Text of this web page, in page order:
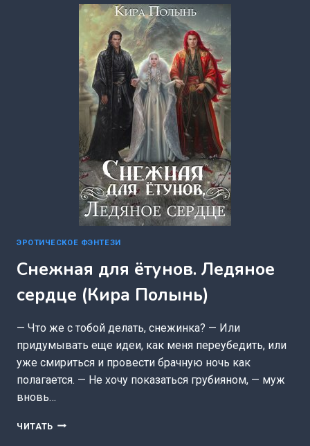
ЭСТЕРАТЕ
ЭРОТИЧЕСКОЕ ФЭНТЕЗИ
Снежная для ётунов. Ледяное
сердце (Кира Полынь)
— Что же с тобой делать, снежинка? — Или
придумывать еще идеи, как меня переубедить, или
уже смириться и провести брачную ночь как
полагается. — Не хочу показаться грубияном, — муж
вновь…
ЧИТАТЬ СНЕЖНАЯ